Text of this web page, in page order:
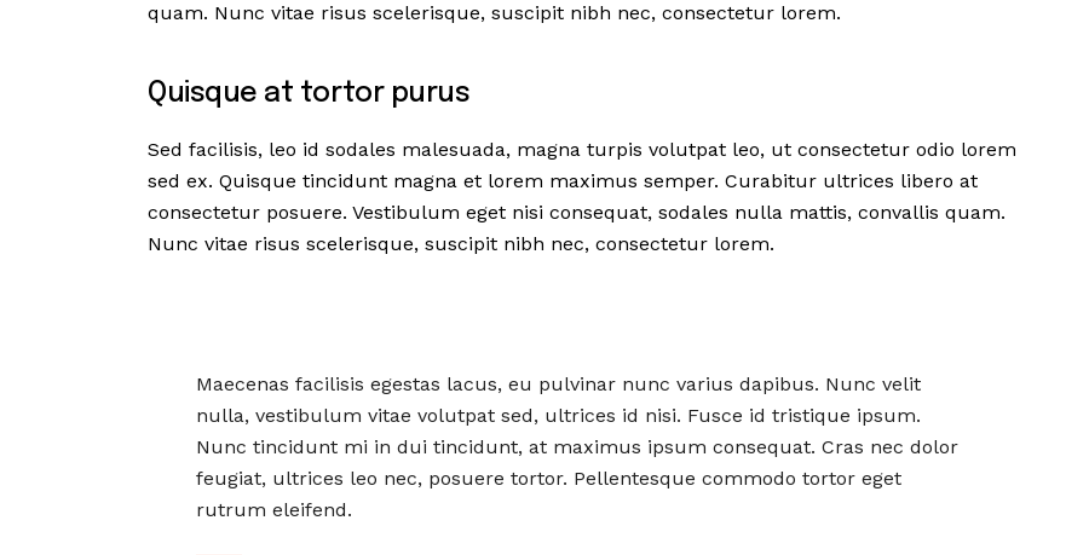
quam. Nunc vitae risus scelerisque, suscipit nibh nec, consectetur lorem.
Quisque at tortor purus
Sed facilisis, leo id sodales malesuada, magna turpis volutpat leo, ut consectetur odio lorem
sed ex. Quisque tincidunt magna et lorem maximus semper. Curabitur ultrices libero at
consectetur posuere. Vestibulum eget nisi consequat, sodales nulla mattis, convallis quam.
Nunc vitae risus scelerisque, suscipit nibh nec, consectetur lorem.
Maecenas facilisis egestas lacus, eu pulvinar nunc varius dapibus. Nunc velit
nulla, vestibulum vitae volutpat sed, ultrices id nisi. Fusce id tristique ipsum.
Nunc tincidunt mi in dui tincidunt, at maximus ipsum consequat. Cras nec dolor
feugiat, ultrices leo nec, posuere tortor. Pellentesque commodo tortor eget
rutrum eleifend.